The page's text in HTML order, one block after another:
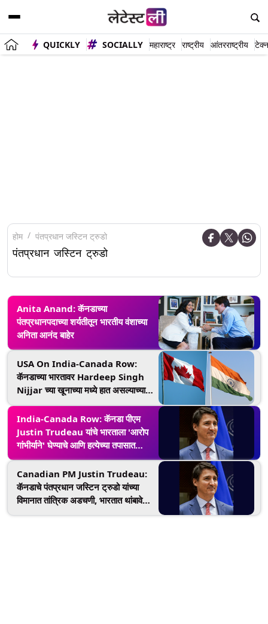
QUICKLY SOCIALLY महाराष्ट्र राष्ट्रीय आंतरराष्ट्रीय
होम पंतप्रधान जस्टिन ट्रुडो
पंतप्रधान जस्टिन ट्रुडो
Anita Anand: कॅनडाच्या
पंतप्रधानपदाच्या शर्यतीतून भारतीय वंशाच्या
अनिता आनंद बाहेर
USA On India-Canada Row:
कॅनडाच्या भारतावर Hardeep Singh
Nijjar च्या खूनाच्या मध्ये हात असल्याच्या
दाव्यांवर अमेरिकेच्या व्हाईट हाऊस कडून
प्रतिक्रिया आली समोर!
India-Canada Row: कॅनडा पीएम
Justin Trudeau यांचे भारताला 'आरोप
गांभीर्याने' घेण्याचे आणि हत्येच्या तपासात
'सहकार्य' करण्याचे आवाहन; जारी केले
निवेदन (Watch Video)
Canadian PM Justin Trudeau:
कॅनडाचे पंतप्रधान जस्टिन ट्रुडो यांच्या
विमानात तांत्रिक अडचणी, भारतात थांबावे